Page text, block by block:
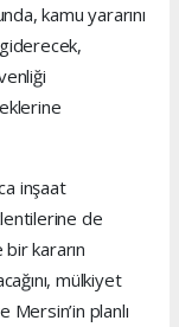
kamu yararını
inşaat
de
kararın
mülkiyet
Mersin’in planlı